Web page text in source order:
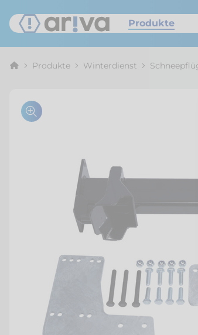
Produkte
Produkte Winterdienst